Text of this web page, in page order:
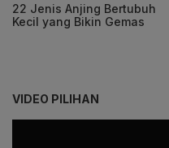
22 Jenis Anjing Bertubuh
Kecil yang Bikin Gemas
VIDEO PILIHAN